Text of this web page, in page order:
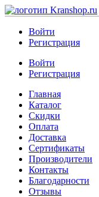
Войти
Регистрация
Войти
Регистрация
Главная
Каталог
Скидки
Оплата
Доставка
Сертификаты
Производители
Контакты
Благодарности
Отзывы